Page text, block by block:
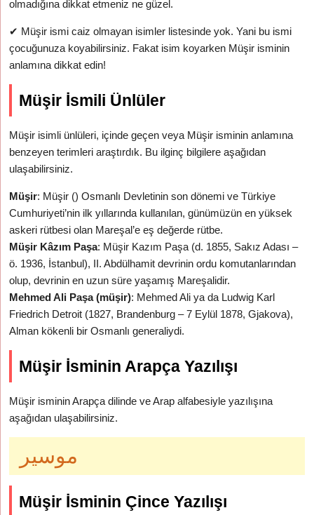
olmadığına dikkat etmeniz ne güzel.
✔ Müşir ismi caiz olmayan isimler listesinde yok. Yani bu ismi
çocuğunuza koyabilirsiniz. Fakat isim koyarken Müşir isminin
anlamına dikkat edin!
Müşir İsmili Ünlüler
Müşir isimli ünlüleri, içinde geçen veya Müşir isminin anlamına
benzeyen terimleri araştırdık. Bu ilginç bilgilere aşağıdan
ulaşabilirsiniz.
Müşir: Müşir () Osmanlı Devletinin son dönemi ve Türkiye
Cumhuriyeti’nin ilk yıllarında kullanılan, günümüzün en yüksek
askeri rütbesi olan Mareşal’e eş değerde rütbe.
Müşir Kâzım Paşa: Müşir Kazım Paşa (d. 1855, Sakız Adası –
ö. 1936, İstanbul), II. Abdülhamit devrinin ordu komutanlarından
olup, devrinin en uzun süre yaşamış Mareşalidir.
Mehmed Ali Paşa (müşir): Mehmed Ali ya da Ludwig Karl
Friedrich Detroit (1827, Brandenburg – 7 Eylül 1878, Gjakova),
Alman kökenli bir Osmanlı generaliydi.
Müşir İsminin Arapça Yazılışı
Müşir isminin Arapça dilinde ve Arap alfabesiyle yazılışına
aşağıdan ulaşabilirsiniz.
موسير
Müşir İsminin Çince Yazılışı